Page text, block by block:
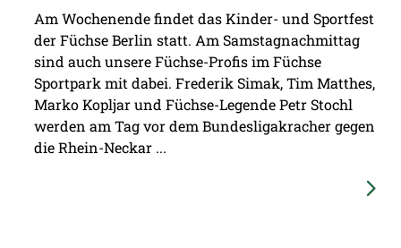
Am Wochenende findet das Kinder- und Sportfest
der Füchse Berlin statt. Am Samstagnachmittag
sind auch unsere Füchse-Profis im Füchse
Sportpark mit dabei. Frederik Simak, Tim Matthes,
Marko Kopljar und Füchse-Legende Petr Stochl
werden am Tag vor dem Bundesligakracher gegen
die Rhein-Neckar ...